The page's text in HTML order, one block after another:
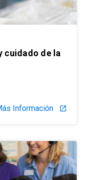
cuidado de la
Información launch